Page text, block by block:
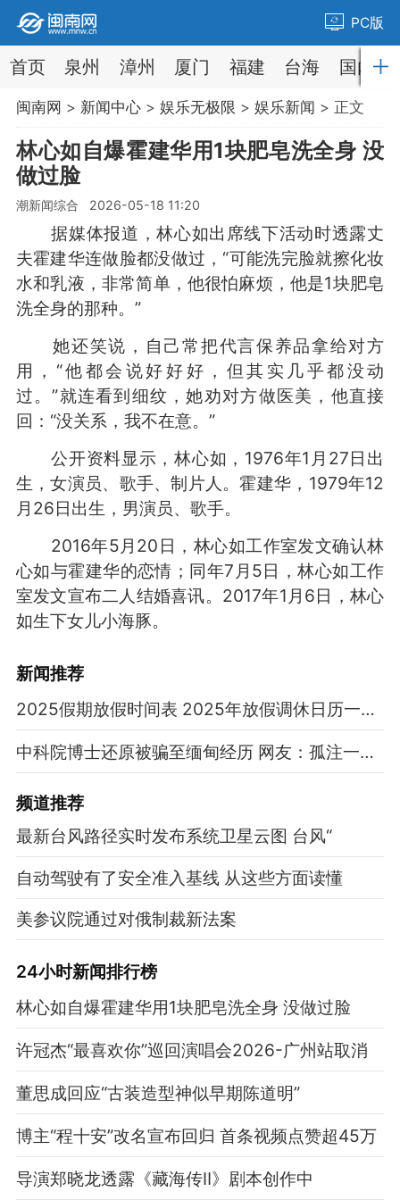
PC版
首页 泉州 漳州 厦门 福建 台海 国内
闽南网 > 新闻中心> 娱乐无极限 > 娱乐新闻 > 正文
林心如自爆霍建华用1块肥皂洗全身 没
做过脸
潮新闻综合 2026-05-18 11:20
据媒体报道，林心如出席线下活动时透露丈
夫霍建华连做脸都没做过，“可能洗完脸就擦化妆
水和乳液，非常简单，他很怕麻烦，他是1块肥皂
洗全身的那种。”
她还笑说，自己常把代言保养品拿给对方
用，“他都会说好好好，但其实几乎都没动
过。”就连看到细纹，她劝对方做医美，他直接
回：“没关系，我不在意。”
公开资料显示，林心如，1976年1月27日出
生，女演员、歌手、制片人。霍建华，1979年12
月26日出生，男演员、歌手。
2016年5月20日，林心如工作室发文确认林
心如与霍建华的恋情；同年7月5日，林心如工作
室发文宣布二人结婚喜讯。2017年1月6日，林心
如生下女儿小海豚。
新闻推荐
2025假期放假时间表 2025年放假调休日历一览表
中科院博士还原被骗至缅甸经历 网友：孤注一掷现实版
频道推荐
最新台风路径实时发布系统卫星云图 台风“
自动驾驶有了安全准入基线 从这些方面读懂
美参议院通过对俄制裁新法案
24小时新闻排行榜
林心如自爆霍建华用1块肥皂洗全身 没做过脸
许冠杰“最喜欢你”巡回演唱会2026-广州站取消
董思成回应“古装造型神似早期陈道明”
博主“程十安”改名宣布回归 首条视频点赞超45万
导演郑晓龙透露《藏海传Ⅱ》剧本创作中